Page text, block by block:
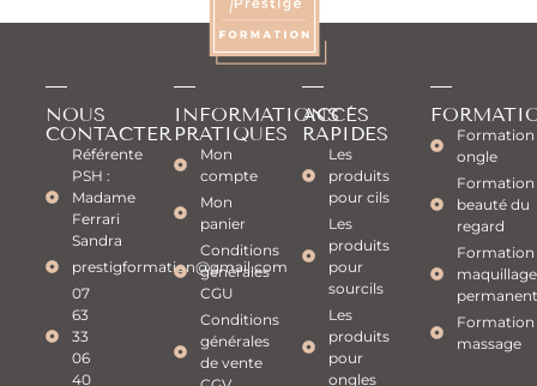
NOUS
CONTACTER
Référente
PSH :
Madame
Ferrari
Sandra
prestigformation@gmail.com
07
63
33
06
40
INFORMATIONS
PRATIQUES
Mon
compte
Mon
panier
Conditions
générales
CGU
Conditions
générales
de vente
ACCÈS
RAPIDES
Les
produits
pour cils
Les
produits
pour
sourcils
Les
produits
pour
ongles
Formation
ongle
Formation
beauté du
regard
Formation
maquillage
permanent
Formation
massage